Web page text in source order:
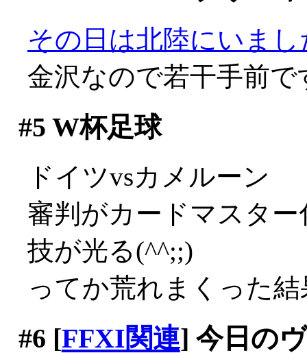
その日は北陸にいま
金沢なので若干手前で
#5 W杯足球
ドイツvsカメルーン
審判がカードマスタ
技が光る(^^;;)
ってか荒れまくった
#6 [FFXI関連] 今日の